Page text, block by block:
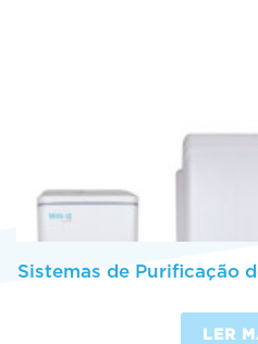
Sistemas de Purificação
LER